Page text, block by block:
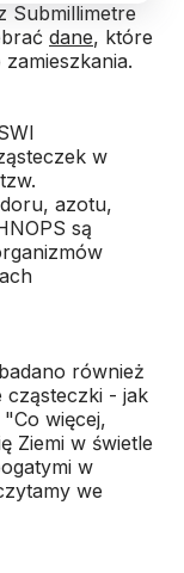
Submillimetre
dane, które
zamieszkania.
w
azotu,
są
również
cząsteczki - jak
więcej,
Ziemi w świetle
w
we